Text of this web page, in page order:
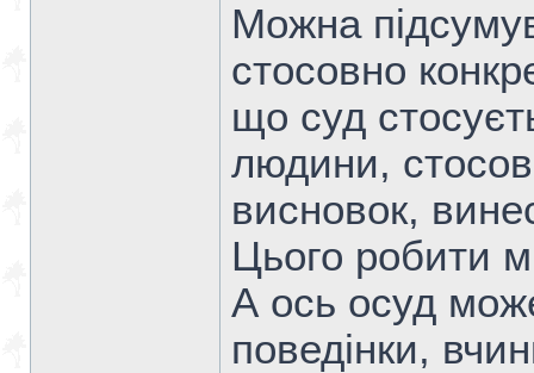
Можна
стосовно
що суд
людини,
висновок,
Цього робити
А ось осуд
поведінки,